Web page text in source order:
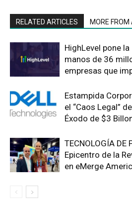
RELATED ARTICLES MORE FROM
HighLevel pone
manos de 36
empresas que
Estampida
el “Caos Legal”
Éxodo de $3
TECNOLOGÍA DE
Epicentro de la
en eMerge